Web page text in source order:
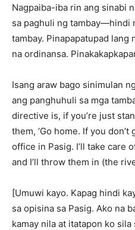
Nagpaiba-iba rin ang sinabi
sa paghuli ng tambay—hindi
tambay. Pinapapatupad lang
na ordinansa.
Isang araw bago sinimulan
ang panghuhuli sa mga
directive is, if you’re just
them, ‘Go home. If you
office in Pasig. I’ll take care
and I’ll throw them in (the
[Umuwi kayo. Kapag hindi
sa opisina sa Pasig. Ako na
kamay nila at itatapon ko sila